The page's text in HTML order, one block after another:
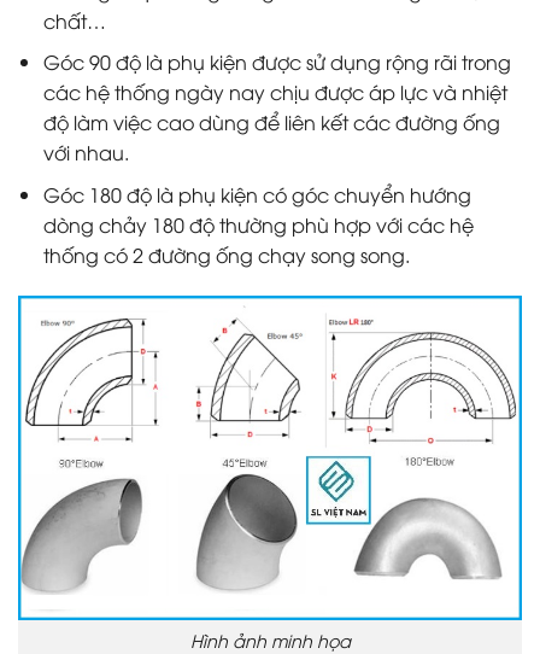
chất…
Góc 90 độ là phụ kiện được sử dụng rộng rãi trong
các hệ thống ngày nay chịu được áp lực và nhiệt
độ làm việc cao dùng để liên kết các đường ống
với nhau.
Góc 180 độ là phụ kiện có góc chuyển hướng
dòng chảy 180 độ thường phù hợp với các hệ
thống có 2 đường ống chạy song song.
Hình ảnh minh họa